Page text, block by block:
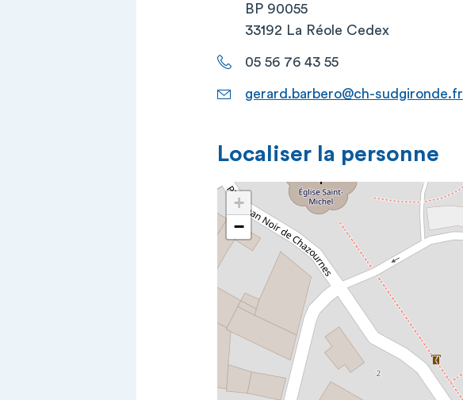
BP 90055
33192 La Réole Cedex
05 56 76 43 55
gerard.barbero@ch-sudgironde.fr
Localiser la personne
+
−